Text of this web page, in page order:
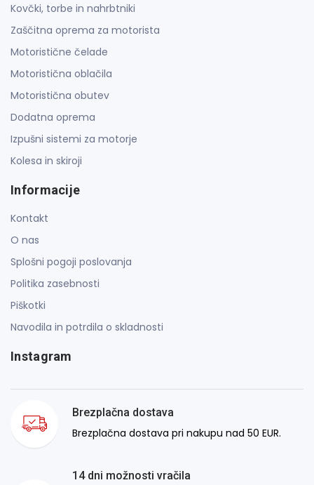
Kovčki, torbe in nahrbtniki
Zaščitna oprema za motorista
Motoristične čelade
Motoristična oblačila
Motoristična obutev
Dodatna oprema
Izpušni sistemi za motorje
Kolesa in skiroji
Informacije
Kontakt
O nas
Splošni pogoji poslovanja
Politika zasebnosti
Piškotki
Navodila in potrdila o skladnosti
Instagram
Brezplačna dostava
Brezplačna dostava pri nakupu nad 50 EUR.
14 dni možnosti vračila